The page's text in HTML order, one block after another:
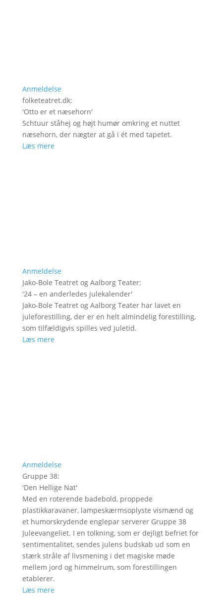
Anmeldelse
folketeatret.dk:
'Otto er et næsehorn'
Schtuur ståhej og højt humør omkring et nuttet
næsehorn, der nægter at gå i ét med tapetet.
Læs mere
Anmeldelse
Jako-Bole Teatret og Aalborg Teater:
'24 – en anderledes julekalender'
Jako-Bole Teatret og Aalborg Teater har lavet en
juleforestilling, der er en helt almindelig forestilling,
som tilfældigvis spilles ved juletid.
Læs mere
Anmeldelse
Gruppe 38:
'Den Hellige Nat'
Med en roterende badebold, proppede
plastikkaravaner, lampeskærmsoplyste vismænd og
et humorskrydende englepar serverer Gruppe 38
Juleevangeliet. I en tolkning, som er dejligt befriet for
sentimentalitet, sendes julens budskab ud som en
stærk stråle af livsmening i det magiske møde
mellem jord og himmelrum, som forestillingen
etablerer.
Læs mere